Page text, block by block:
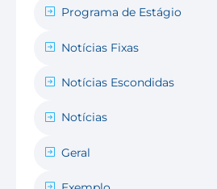
Programa de Estágio
Notícias Fixas
Notícias Escondidas
Notícias
Geral